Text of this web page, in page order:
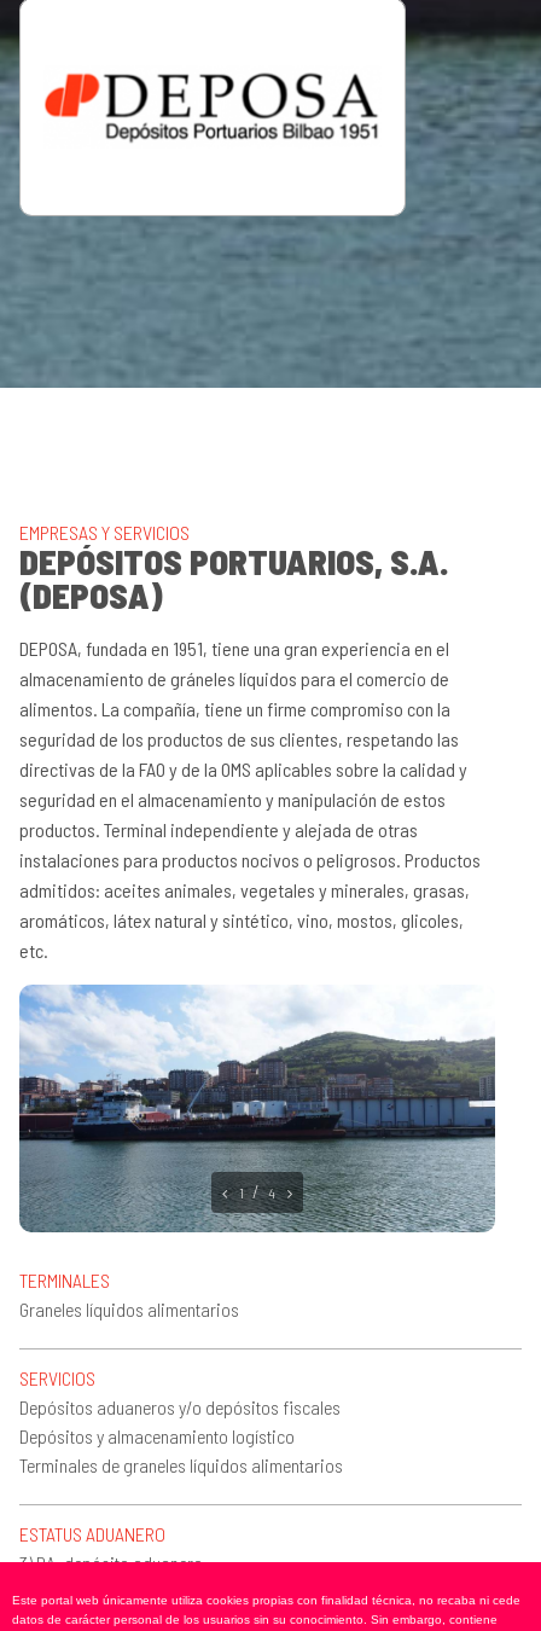
EMPRESAS Y SERVICIOS
DEPÓSITOS PORTUARIOS, S.A.
(DEPOSA)
DEPOSA, fundada en 1951, tiene una gran experiencia en el
almacenamiento de gráneles líquidos para el comercio de
alimentos. La compañía, tiene un firme compromiso con la
seguridad de los productos de sus clientes, respetando las
directivas de la FAO y de la OMS aplicables sobre la calidad y
seguridad en el almacenamiento y manipulación de estos
productos. Terminal independiente y alejada de otras
instalaciones para productos nocivos o peligrosos. Productos
admitidos: aceites animales, vegetales y minerales, grasas,
aromáticos, látex natural y sintético, vino, mostos, glicoles,
etc.
2 4
TERMINALES
Graneles líquidos alimentarios
SERVICIOS
Depósitos aduaneros y/o depósitos fiscales
Depósitos y almacenamiento logístico
Terminales de graneles líquidos alimentarios
ESTATUS ADUANERO
3) DA: depósito aduanero
Este portal web únicamente utiliza cookies propias con finalidad técnica, no recaba ni cede
datos de carácter personal de los usuarios sin su conocimiento. Sin embargo, contiene